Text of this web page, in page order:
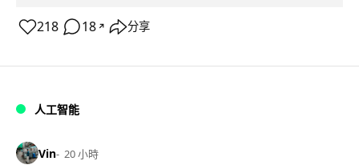
218 18 ↗ 分享
人工智能
Vin 20 小時